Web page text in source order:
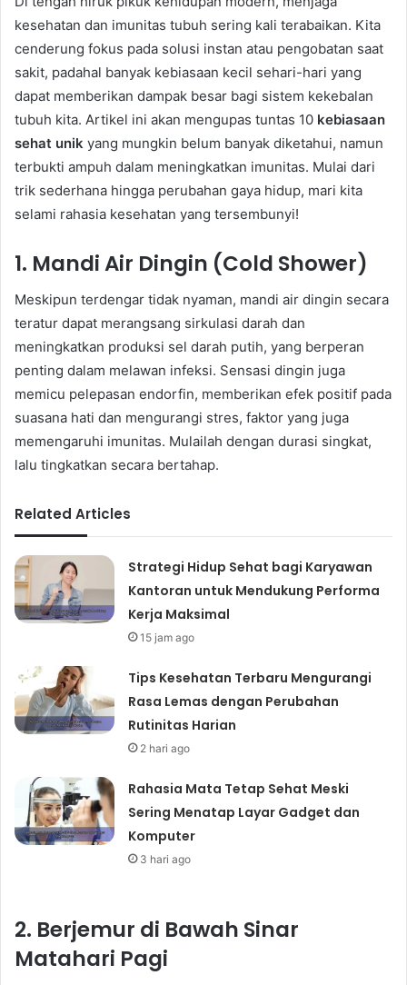
kesehatan dan imunitas tubuh sering kali terabaikan. Kita
cenderung fokus pada solusi instan atau pengobatan saat
sakit, padahal banyak kebiasaan kecil sehari-hari yang
dapat memberikan dampak besar bagi sistem kekebalan
tubuh kita. Artikel ini akan mengupas tuntas 10 kebiasaan
sehat unik yang mungkin belum banyak diketahui, namun
terbukti ampuh dalam meningkatkan imunitas. Mulai dari
trik sederhana hingga perubahan gaya hidup, mari kita
selami rahasia kesehatan yang tersembunyi!
1. Mandi Air Dingin (Cold Shower)
Meskipun terdengar tidak nyaman, mandi air dingin secara
teratur dapat merangsang sirkulasi darah dan
meningkatkan produksi sel darah putih, yang berperan
penting dalam melawan infeksi. Sensasi dingin juga
memicu pelepasan endorfin, memberikan efek positif pada
suasana hati dan mengurangi stres, faktor yang juga
memengaruhi imunitas. Mulailah dengan durasi singkat,
lalu tingkatkan secara bertahap.
Related Articles
Strategi Hidup Sehat bagi Karyawan
Kantoran untuk Mendukung Performa
Kerja Maksimal
15 jam ago
Tips Kesehatan Terbaru Mengurangi
Rasa Lemas dengan Perubahan
Rutinitas Harian
2 hari ago
Rahasia Mata Tetap Sehat Meski
Sering Menatap Layar Gadget dan
Komputer
3 hari ago
2. Berjemur di Bawah Sinar
Matahari Pagi